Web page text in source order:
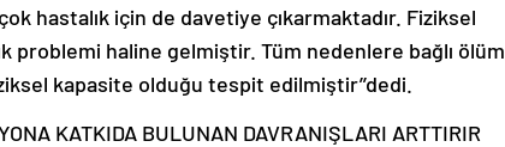
hastalık için de davetiye çıkarmaktadır. Fiziksel
problemi haline gelmiştir. Tüm nedenlere bağlı ölüm
kapasite olduğu tespit edilmiştir’’dedi.
KATKIDA BULUNAN DAVRANIŞLARI ARTTIRIR